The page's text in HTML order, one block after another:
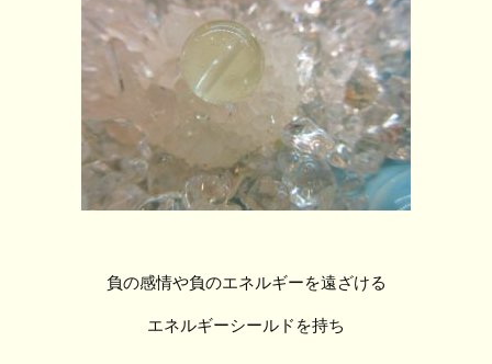
負の感情や負のエネルギーを遠ざける
エネルギーシールドを持ち